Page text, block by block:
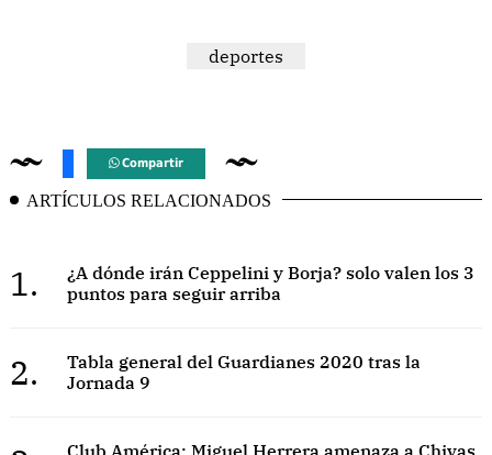
deportes
Compartir
ARTÍCULOS RELACIONADOS
1.
¿A dónde irán Ceppelini y Borja? solo valen los 3
puntos para seguir arriba
2.
Tabla general del Guardianes 2020 tras la
Jornada 9
Club América: Miguel Herrera amenaza a Chivas